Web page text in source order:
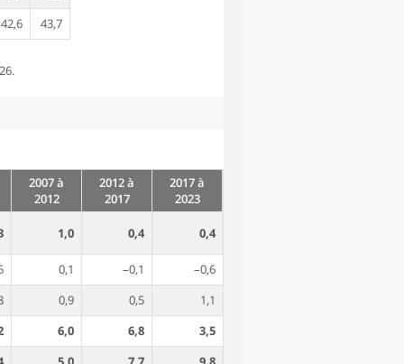
42,6
43,7
2007 à
2012
2012 à
2017
2017 à
2023
1,0 0,4 0,4
0,1 –0,1
–0,6
0,9 0,5
1,1
6,0 6,8
3,5